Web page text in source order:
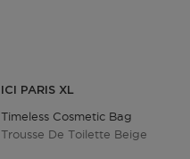
ICI PARIS XL
Timeless Cosmetic Bag
Trousse De Toilette Beige